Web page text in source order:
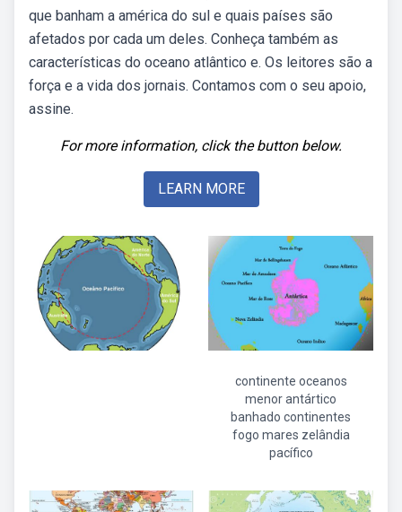
que banham a américa do sul e quais países são
afetados por cada um deles. Conheça também as
características do oceano atlântico e. Os leitores são a
força e a vida dos jornais. Contamos com o seu apoio,
assine.
For more information, click the button below.
LEARN MORE
continente oceanos
menor antártico
banhado continentes
fogo mares zelândia
pacífico